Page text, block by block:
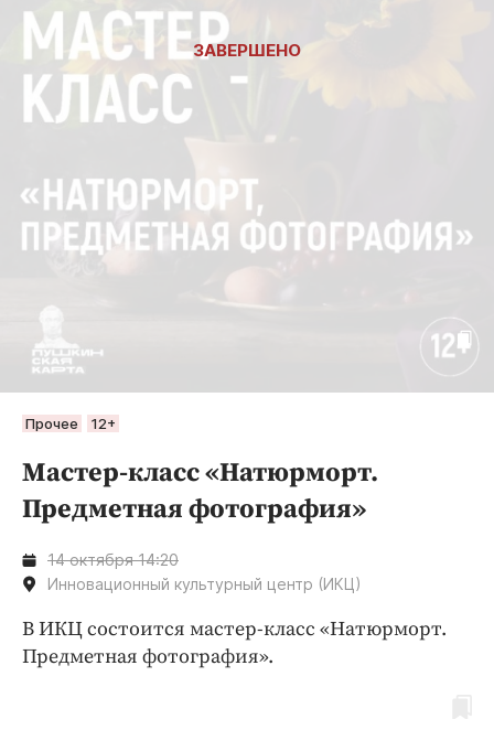
Прочее 12+
Мастер-класс «Натюрморт.
Предметная фотография»
14 октября 14:20
Инновационный культурный центр (ИКЦ)
В ИКЦ состоится мастер-класс «Натюрморт.
Предметная фотография».